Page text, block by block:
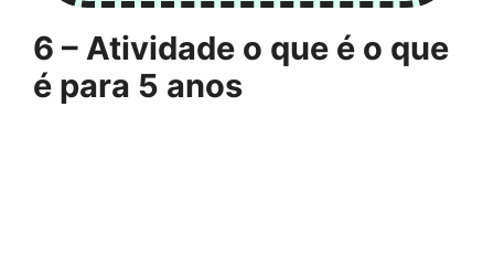
6 – Atividade o que é o que
é para 5 anos